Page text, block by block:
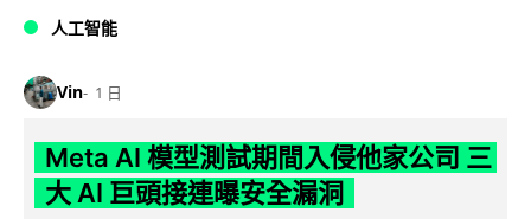
人工智能
Vin 1 日
Meta AI 模型測試期間入侵他家公司 三
大 AI 巨頭接連曝安全漏洞